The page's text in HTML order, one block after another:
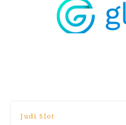
Judi Slot